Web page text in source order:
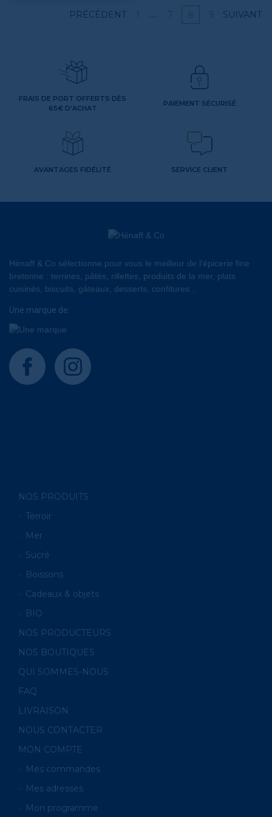
PRÉCÉDENT 1 … 7 8 9 SUIVANT
FRAIS DE PORT OFFERTS DÈS
65€ D'ACHAT
PAIEMENT SÉCURISÉ
AVANTAGES FIDÉLITÉ SERVICE CLIENT
Hénaff & Co sélectionne pour vous le meilleur de l'épicerie fine
bretonne : terrines, pâtés, rillettes, produits de la mer, plats
cuisinés, biscuits, gâteaux, desserts, confitures...
Une marque de:
facebook instagram
NOS PRODUITS
Terroir
Mer
Sucré
Boissons
Cadeaux & objets
BIO
NOS PRODUCTEURS
NOS BOUTIQUES
QUI SOMMES-NOUS
FAQ
LIVRAISON
NOUS CONTACTER
MON COMPTE
Mes commandes
Mes adresses
Mon programme